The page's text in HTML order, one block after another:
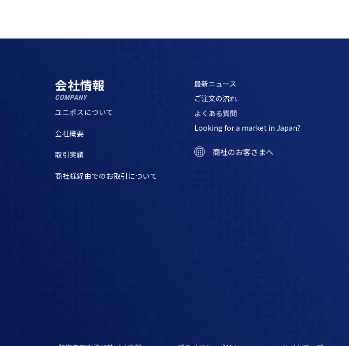
会社情報
COMPANY
ユニポスについて
会社概要
取引実績
商社様経由でのお取引について
最新ニュース
ご注文の流れ
よくある質問
Looking for a market in Japan?
商社のお客さまへ